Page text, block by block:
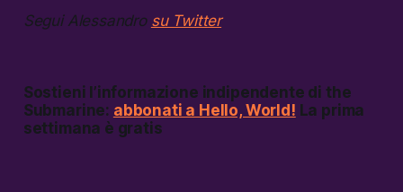
Segui Alessandro su Twitter
Sostieni l’informazione indipendente di the
Submarine: abbonati a Hello, World! La prima
settimana è gratis